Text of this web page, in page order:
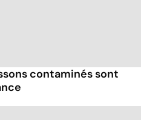
contaminés sont